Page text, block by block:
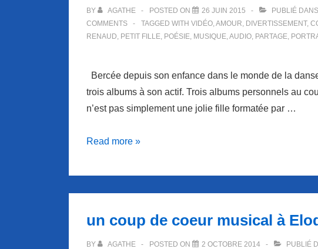
auteur
compositeur
:
Dorémus.
BY AGATHE POSTED ON 26 JUIN 2015 PUBLIÉ DANS
COMMENTS
TAGGED WITH VIDÉO,AMOUR, DIVERTISSEMENT,
RENAUD, PETIT FILLE, POÉSIE, MUSIQUE,AUDIO, PARTAGE,
Bercée depuis son enfance dans le monde de la
trois albums à son actif. Trois albums personnels au
n’est pas simplement une jolie fille formatée par …
Coup
coeur
Elodie
Frégé
Read more »
un coup de coeur musical à
BY AGATHE POSTED ON 2 OCTOBRE 2014 PUBLIÉ